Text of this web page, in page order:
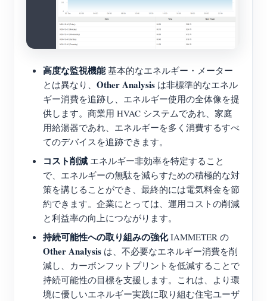
高度な監視機能基本的なエネルギー・メーター
とは異なり、 Other Analysis は非標準的なエネル
ギー消費を追跡し、エネルギー使用の全体像を提
供します。商業用 HVAC システムであれ、家庭
用給湯器であれ、エネルギーを多く消費するすべ
てのデバイスを追跡できます。
コスト削減 エネルギー非効率を特定すること
で、エネルギーの無駄を減らすための積極的な対
策を講じることができ、最終的には電気料金を節
約できます。企業にとっては、運用コストの削減
と利益率の向上につながります。
持続可能性への取り組みの強化IAMMETER の
Other Analysis は、不必要なエネルギー消費を削
減し、カーボンフットプリントを低減することで
持続可能性の目標を支援します。これは、より環
境に優しいエネルギー実践に取り組む住宅ユーザ